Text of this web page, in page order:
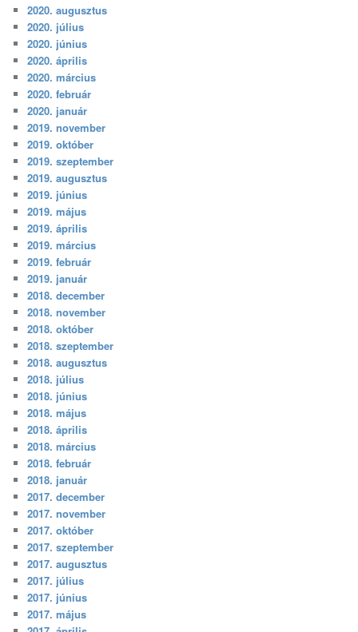
2020. augusztus
2020. július
2020. június
2020. április
2020. március
2020. február
2020. január
2019. november
2019. október
2019. szeptember
2019. augusztus
2019. június
2019. május
2019. április
2019. március
2019. február
2019. január
2018. december
2018. november
2018. október
2018. szeptember
2018. augusztus
2018. július
2018. június
2018. május
2018. április
2018. március
2018. február
2018. január
2017. december
2017. november
2017. október
2017. szeptember
2017. augusztus
2017. július
2017. június
2017. május